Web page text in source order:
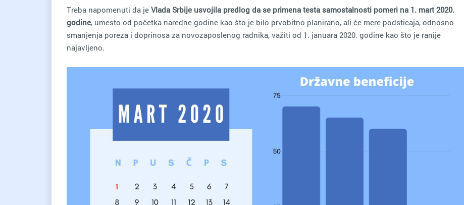
Treba napomenuti da je Vlada Srbije usvojila predlog da se primena testa samostalnosti pomeri na 1. mart 2020.
godine, umesto od početka naredne godine kao što je bilo prvobitno planirano, ali će mere podsticaja, odnosno
smanjenja poreza i doprinosa za novozaposlenog radnika, važiti od 1. januara 2020. godine kao što je ranije
najavljeno.